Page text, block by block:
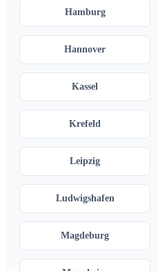
Hamburg
Hannover
Kassel
Krefeld
Leipzig
Ludwigshafen
Magdeburg